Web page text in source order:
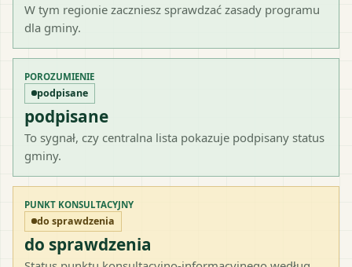
W tym regionie zaczniesz sprawdzać zasady programu
dla gminy.
POROZUMIENIE
podpisane
podpisane
To sygnał, czy centralna lista pokazuje podpisany status
gminy.
PUNKT KONSULTACYJNY
do sprawdzenia
do sprawdzenia